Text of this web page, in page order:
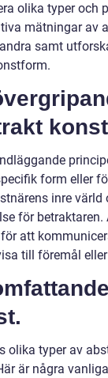
olika typer och
mätningar av
samt
form eller
inre
för
att
till föremål
olika typer av
är några